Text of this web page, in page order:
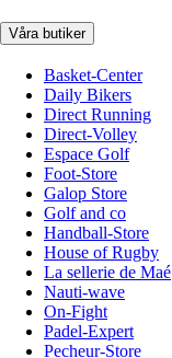
Våra butiker
Basket-Center
Daily Bikers
Direct Running
Direct-Volley
Espace Golf
Foot-Store
Galop Store
Golf and co
Handball-Store
House of Rugby
La sellerie de Maé
Nauti-wave
On-Fight
Padel-Expert
Pecheur-Store